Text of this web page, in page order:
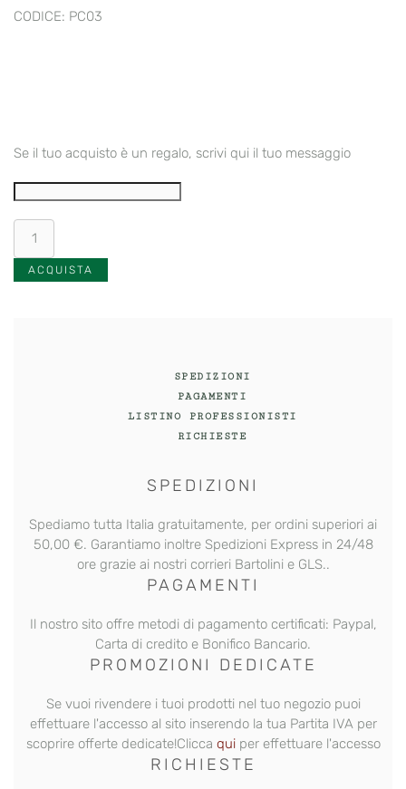
CODICE: PC03
Se il tuo acquisto è un regalo, scrivi qui il tuo messaggio
1979
ACQUISTA
SPEDIZIONI
PAGAMENTI
LISTINO PROFESSIONISTI
RICHIESTE
SPEDIZIONI
Spediamo tutta Italia gratuitamente, per ordini superiori ai
50,00 €. Garantiamo inoltre Spedizioni Expressin 24/48
ore grazie ai nostri corrieri Bartolini e GLS..
PAGAMENTI
Il nostro sito offre metodi di pagamento certificati: Paypal,
Carta di credito e Bonifico Bancario.
PROMOZIONI DEDICATE
Se vuoi rivendere i tuoi prodotti nel tuo negozio puoi
effettuare l'accesso al sito inserendo la tua Partita IVA per
scoprire offerte dedicate!Clicca quiper effettuare l'accesso
RICHIESTE